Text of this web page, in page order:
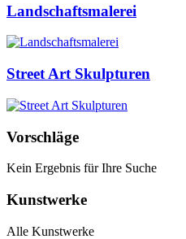
Landschaftsmalerei
Street Art Skulpturen
Vorschläge
Kein Ergebnis für Ihre Suche
Kunstwerke
Alle Kunstwerke